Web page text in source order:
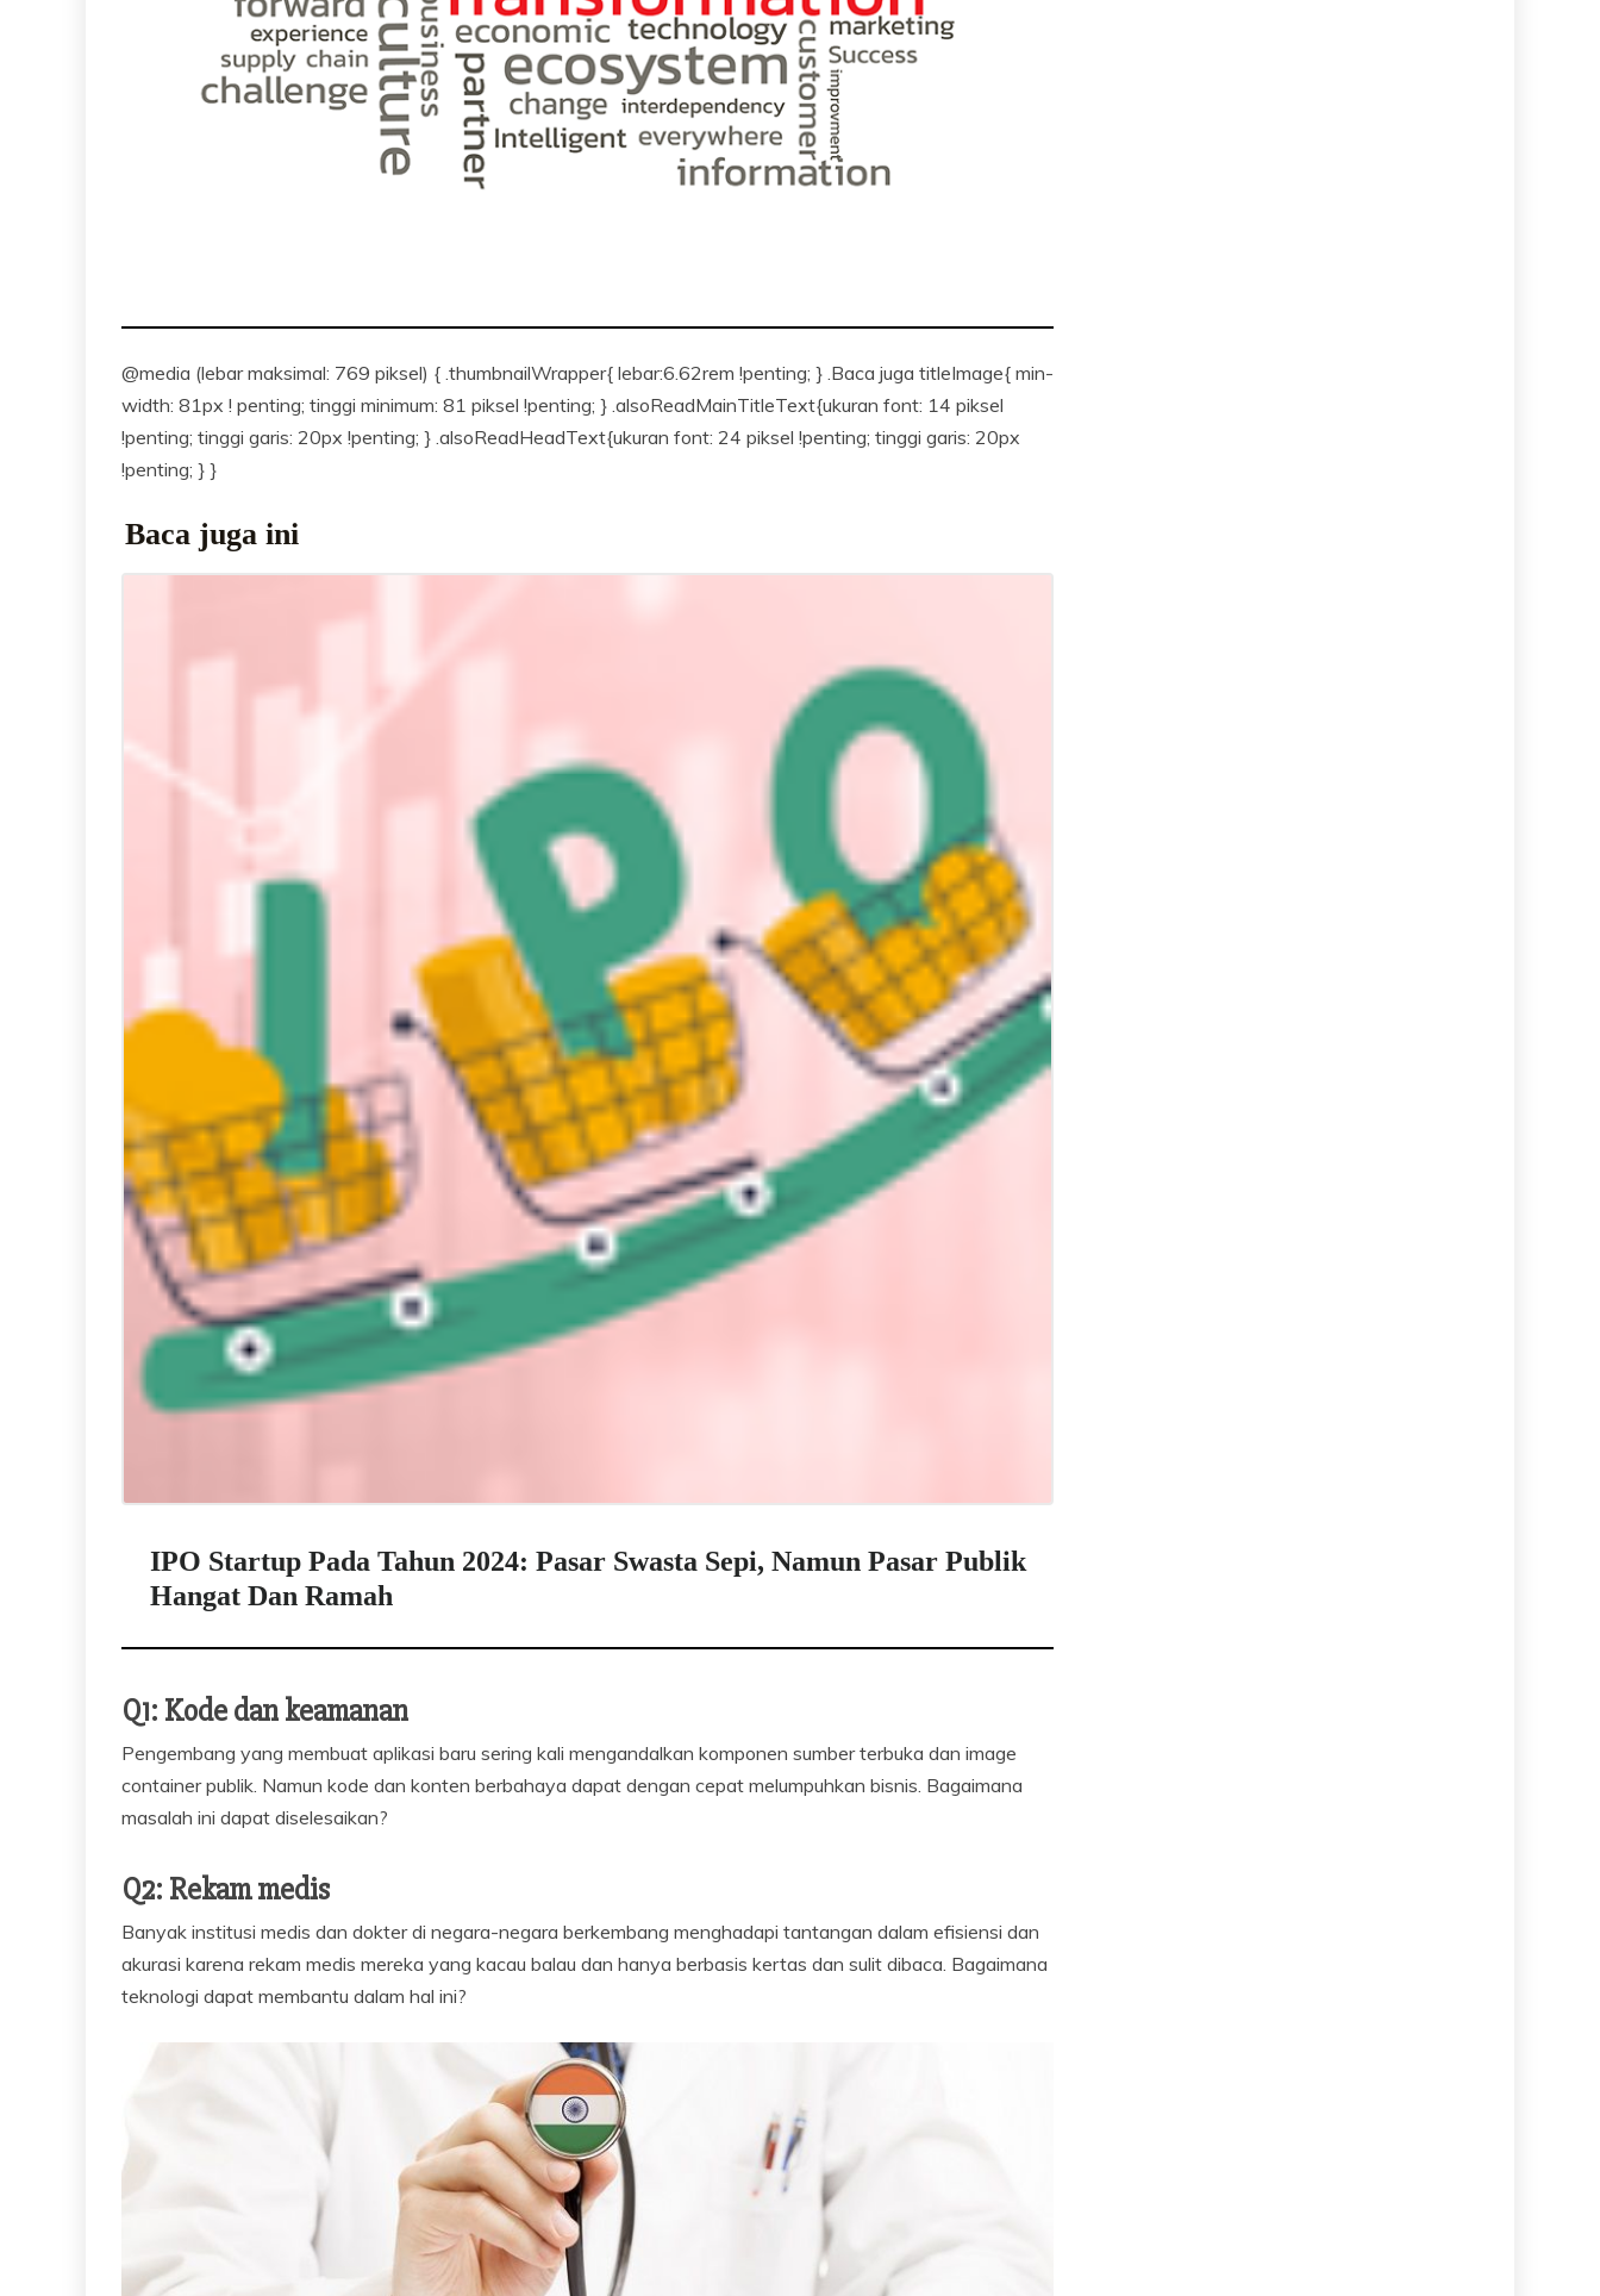
@media (lebar maksimal: 769 piksel) { .thumbnailWrapper{ lebar:6.62rem !penting; } .Baca juga titleImage{ min-
width: 81px ! penting; tinggi minimum: 81 piksel !penting; } .alsoReadMainTitleText{ukuran font: 14 piksel
!penting; tinggi garis: 20px !penting; } .alsoReadHeadText{ukuran font: 24 piksel !penting; tinggi garis: 20px
!penting; } }
Baca juga ini
IPO Startup Pada Tahun 2024: Pasar Swasta Sepi, Namun Pasar Publik
Hangat Dan Ramah
Q1: Kode dan keamanan
Pengembang yang membuat aplikasi baru sering kali mengandalkan komponen sumber terbuka dan image
container publik. Namun kode dan konten berbahaya dapat dengan cepat melumpuhkan bisnis. Bagaimana
masalah ini dapat diselesaikan?
Q2: Rekam medis
Banyak institusi medis dan dokter di negara-negara berkembang menghadapi tantangan dalam efisiensi dan
akurasi karena rekam medis mereka yang kacau balau dan hanya berbasis kertas dan sulit dibaca. Bagaimana
teknologi dapat membantu dalam hal ini?